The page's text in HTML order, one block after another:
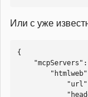
Или с уже
{